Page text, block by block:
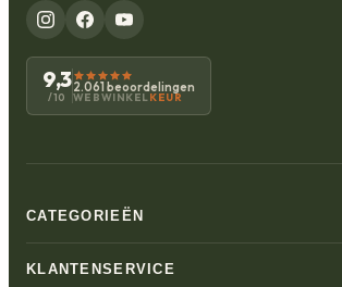
9,3
/10
2.061 beoordelingen
WEBWINKEL KEUR
CATEGORIEËN
KLANTENSERVICE